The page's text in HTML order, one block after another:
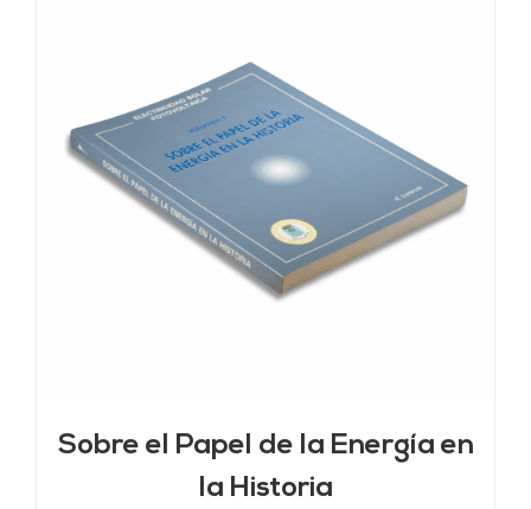
Sobre el Papel de la Energía en
la Historia